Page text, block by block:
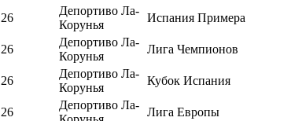
26
Депортиво Ла-
Корунья
Испания Примера
26
Депортиво Ла-
Корунья
Лига Чемпионов
26
Депортиво Ла-
Корунья
Кубок Испания
26
Депортиво Ла-
Лига Европы